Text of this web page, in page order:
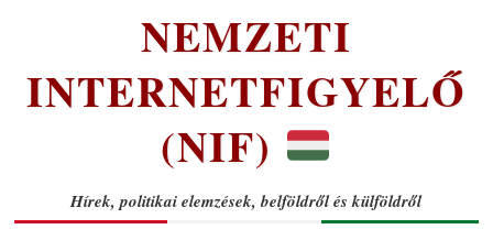
NEMZETI
INTERNETFIGYELŐ
(NIF)
Hírek, politikai elemzések, belföldről és külföldről